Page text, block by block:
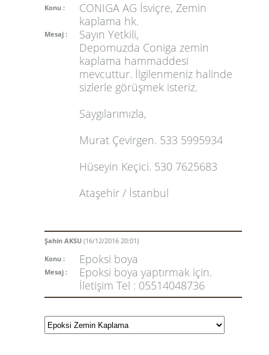
Konu :
CONIGA AG İsviçre, Zemin
kaplama hk.
Mesaj :
Sayın Yetkili,
Depomuzda Coniga zemin
kaplama hammaddesi
mevcuttur. İlgilenmeniz halinde
sizlerle görüşmek isteriz.
Saygılarımızla,
Murat Çevirgen. 533 5995934
Hüseyin Keçici. 530 7625683
Ataşehir / İstanbul
Şahin AKSU (16/12/2016 20:01)
Konu :
Epoksi boya
Mesaj :
Epoksi boya yaptırmak için.
İletişim Tel : 05514048736